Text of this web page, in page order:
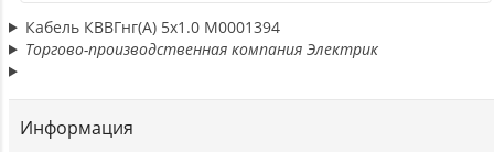
Кабель КВВГнг(А) 5х1.0 M0001394
Торгово-производственная компания Электрик
Информация